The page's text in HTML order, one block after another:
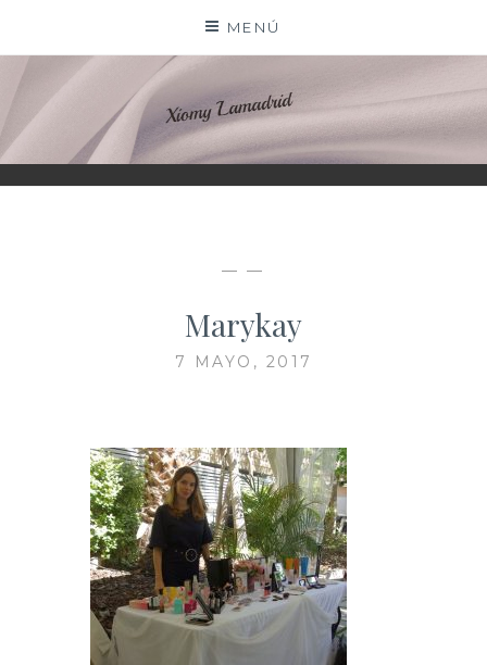
contenido
MENÚ
XIOMY LAMADRID
— —
Marykay
7 MAYO, 2017